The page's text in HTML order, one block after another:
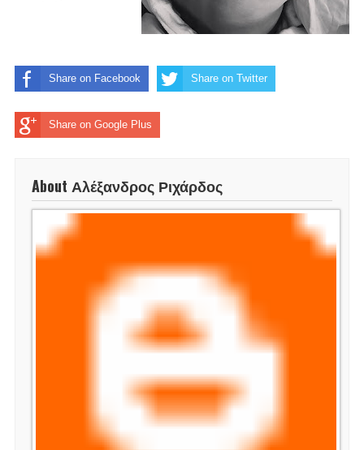
Share on Facebook Share on Twitter
Share on Google Plus
About Αλέξανδρος Ριχάρδος